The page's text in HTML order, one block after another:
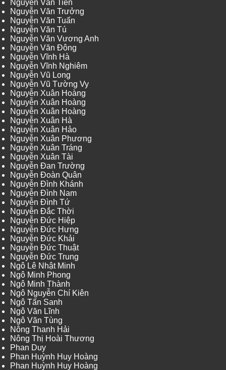
Nguyễn Văn Tiền
Nguyễn Văn Trưởng
Nguyễn Văn Tuấn
Nguyễn Văn Tú
Nguyễn Văn Vương Anh
Nguyễn Văn Đông
Nguyễn Vĩnh Hà
Nguyễn Vĩnh Nghiêm
Nguyễn Vũ Long
Nguyễn Vũ Tường Vy
Nguyễn Xuân Hoàng
Nguyễn Xuân Hoàng
Nguyễn Xuân Hoàng
Nguyễn Xuân Hà
Nguyễn Xuân Hảo
Nguyễn Xuân Phương
Nguyễn Xuân Tráng
Nguyễn Xuân Tài
Nguyễn Đan Trường
Nguyễn Đoàn Quân
Nguyễn Đình Khánh
Nguyễn Đình Nam
Nguyễn Đình Tứ
Nguyễn Đắc Thời
Nguyễn Đức Hiệp
Nguyễn Đức Hưng
Nguyễn Đức Khải
Nguyễn Đức Thuật
Nguyễn Đức Trung
Ngô Lê Nhật Minh
Ngô Minh Phong
Ngô Minh Thành
Ngô Nguyễn Chí Kiên
Ngô Tấn Sanh
Ngô Văn Lĩnh
Ngô Văn Tùng
Nông Thanh Hải
Nông Thị Hoài Thương
Phan Duy
Phan Huỳnh Huy Hoàng
Phan Huỳnh Huy Hoàng